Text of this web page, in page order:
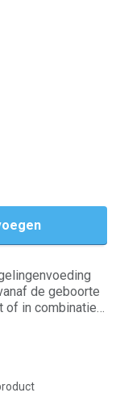
de geboorte
of in combinatie
Overleg